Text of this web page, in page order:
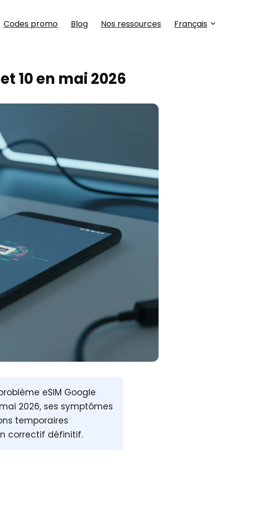
Codes promo Blog Nos ressources Français
10 en mai 2026
eSIM Google
2026, ses symptômes
temporaires
correctif définitif.